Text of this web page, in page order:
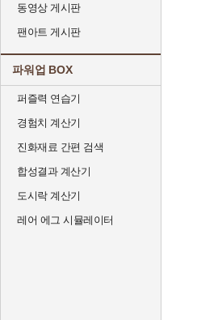
동영상 게시판
팬아트 게시판
파워업 BOX
퍼즐력 연습기
경험치 계산기
진화재료 간편 검색
합성결과 계산기
도시락 계산기
레어 에그 시뮬레이터